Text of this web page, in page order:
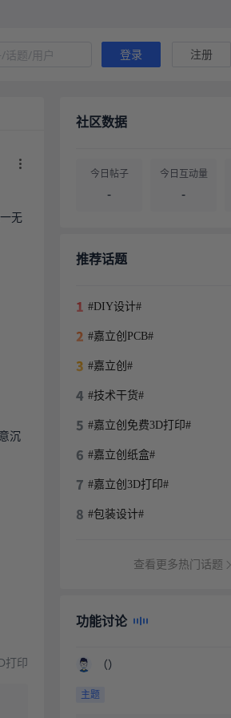
登录 注册
无
沉
打印
社区数据
今日帖子
-
今日互动量
-
-
推荐话题
#DIY设计#
#嘉立创PCB#
#嘉立创#
#技术干货#
#嘉立创免费3D打印#
#嘉立创纸盒#
#嘉立创3D打印#
#包装设计#
查看更多热门话题
功能讨论
（）
主题